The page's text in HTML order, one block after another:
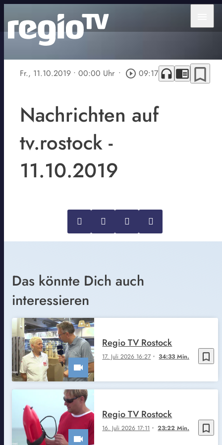
Fr., 11.10.2019 • 00:00 Uhr • play_circle_outline 09:17 headphones chrome_reader_mode bookmark_border
Nachrichten auf
tv.rostock -
11.10.2019
Das könnte Dich auch
interessieren
bookmark_border
17. Juli 2026 16:27 34:33 Min.
Regio TV Rostock
bookmark_border
16. Juli 2026 17:11 23:22 Min.
Regio TV Rostock